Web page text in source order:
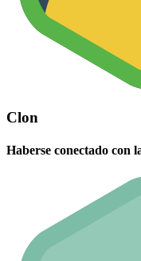
Clon
Haberse conectado con